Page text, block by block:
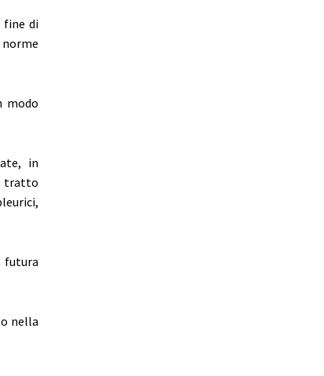
fine di
modo
in
tratto
futura
nella